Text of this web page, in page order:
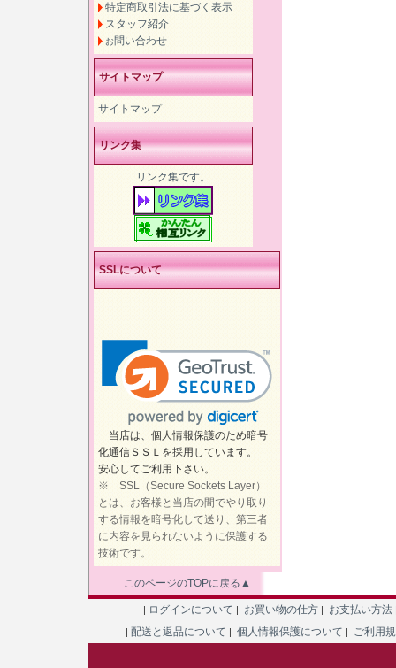
特定商取引法に基づく表示
スタッフ紹介
お問い合わせ
サイトマップ
サイトマップ
リンク集
リンク集です。
SSLについて
当店は、個人情報保護のため暗号
化通信ＳＳＬを採用しています。
安心してご利用下さい。
※ SSL（Secure Sockets Layer）
とは、お客様と当店の間でやり取り
する情報を暗号化して送り、第三者
に内容を見られないように保護する
技術です。
このページのTOPに戻る▲
| ログインについて | お買い物の仕方 | お支払い方法
| 配送と返品について | 個人情報保護について | ご利用